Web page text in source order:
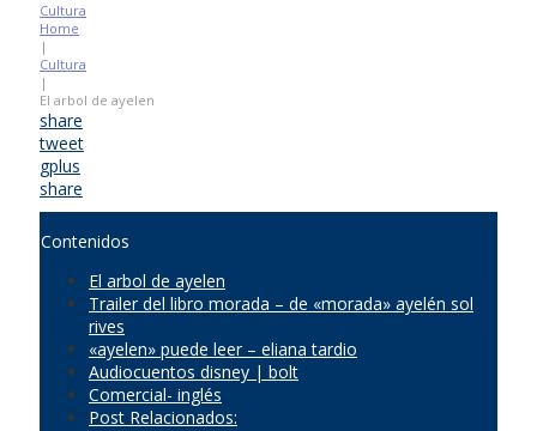
Cultura
Home
|
Cultura
|
El arbol de ayelen
share
tweet
gplus
share
Contenidos
El arbol de ayelen
Trailer del libro morada – de «morada» ayelén sol
rives
«ayelen» puede leer – eliana tardio
Audiocuentos disney | bolt
Comercial- inglés
Post Relacionados: